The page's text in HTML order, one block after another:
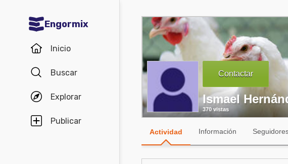
Engormix
Inicio
Buscar
Explorar
Publicar
Comunidades en español
Agricultura
Balanceados - Piensos
Avicultura
Ganadería
Contactar
Ismael
370 vistas
Actividad Información